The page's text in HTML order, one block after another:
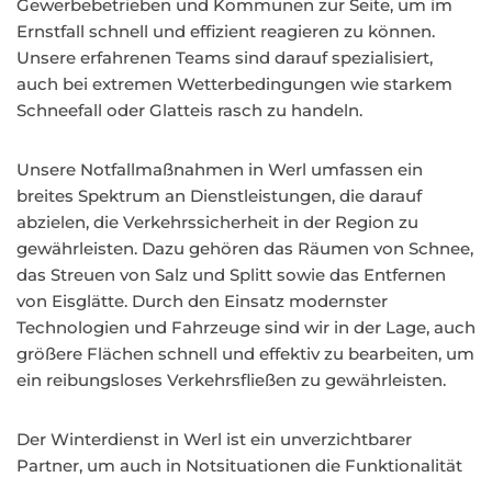
Gewerbebetrieben und Kommunen zur Seite, um im
Ernstfall schnell und effizient reagieren zu können.
Unsere erfahrenen Teams sind darauf spezialisiert,
auch bei extremen Wetterbedingungen wie starkem
Schneefall oder Glatteis rasch zu handeln.
Unsere Notfallmaßnahmen in Werl umfassen ein
breites Spektrum an Dienstleistungen, die darauf
abzielen, die Verkehrssicherheit in der Region zu
gewährleisten. Dazu gehören das Räumen von Schnee,
das Streuen von Salz und Splitt sowie das Entfernen
von Eisglätte. Durch den Einsatz modernster
Technologien und Fahrzeuge sind wir in der Lage, auch
größere Flächen schnell und effektiv zu bearbeiten, um
ein reibungsloses Verkehrsfließen zu gewährleisten.
Der Winterdienst in Werl ist ein unverzichtbarer
Partner, um auch in Notsituationen die Funktionalität